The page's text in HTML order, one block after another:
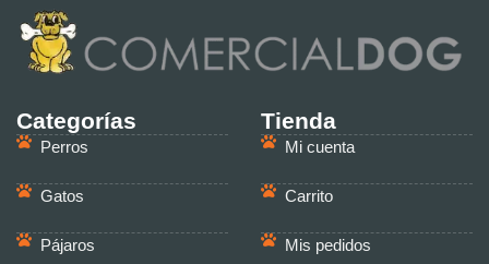
Categorías
Perros
Gatos
Pájaros
Tienda
Mi cuenta
Carrito
Mis pedidos